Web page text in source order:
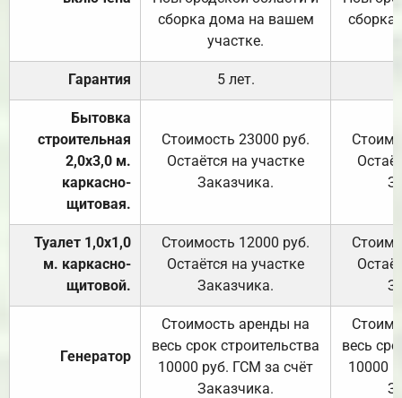
сборка дома на вашем
участке.
Гарантия 5 лет.
Бытовка
строительная
2,0х3,0 м.
каркасно-
щитовая.
Стоимость 23000 руб.
Остаётся на участке
Заказчика.
Туалет 1,0х1,0
м. каркасно-
щитовой.
Стоимость 12000 руб.
Остаётся на участке
Заказчика.
Генератор
Стоимость аренды на
весь срок строительства
10000 руб. ГСМ за счёт
Заказчика.
весь
10000